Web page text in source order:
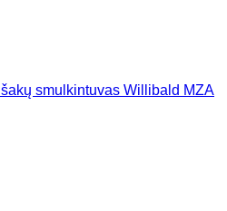
šakų smulkintuvas Willibald MZA